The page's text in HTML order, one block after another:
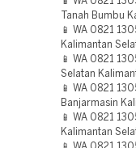
Tanah Bumbu
📱 WA 0821
Kalimantan
📱 WA 0821
Selatan
📱 WA 0821
Banjarmasin
📱 WA 0821
Kalimantan